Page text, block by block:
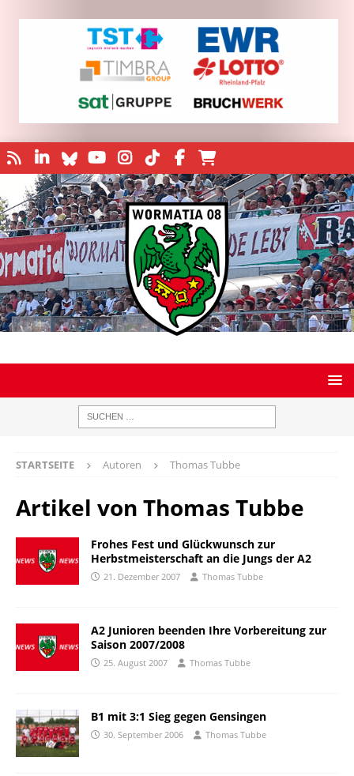
STARTSEITE Autoren Thomas Tubbe
Artikel von Thomas Tubbe
Frohes Fest und Glückwunsch zur
Herbstmeisterschaft an die Jungs der A2
21. Dezember 2007 Thomas Tubbe
A2 Junioren beenden Ihre Vorbereitung zur
Saison 2007/2008
25. August 2007 Thomas Tubbe
B1 mit 3:1 Sieg gegen Gensingen
30. September 2006 Thomas Tubbe